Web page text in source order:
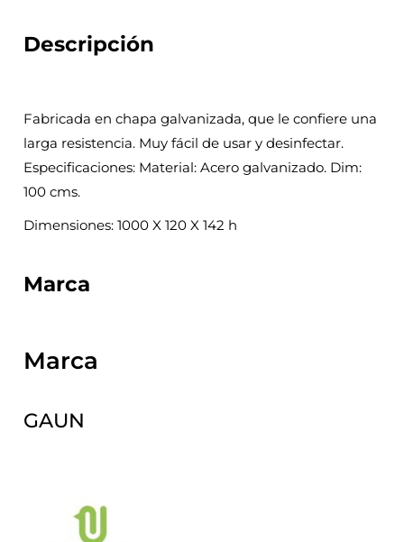
Descripción
Fabricada en chapa galvanizada, que le confiere una
larga resistencia. Muy fácil de usar y desinfectar.
Especificaciones: Material: Acero galvanizado. Dim:
100 cms.
Dimensiones: 1000 X 120 X 142 h
Marca
Marca
GAUN